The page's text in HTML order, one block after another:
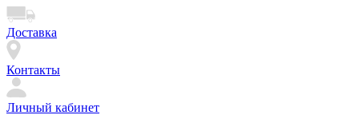
Доставка
Контакты
Личный кабинет